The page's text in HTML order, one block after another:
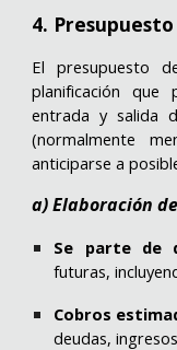
4.
El presupuesto
planificación que
entrada y salida
(normalmente
anticiparse a
a) Elaboración
Se parte de
futuras,
Cobros
deudas,